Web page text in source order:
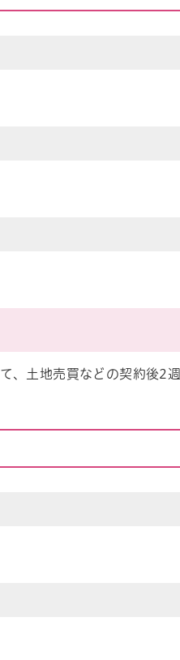
、土地売買などの契約後2